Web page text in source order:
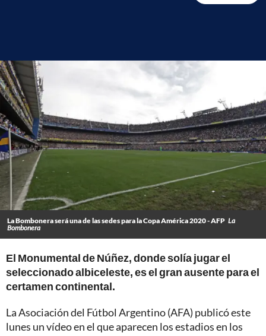
La Bombonera será una de las sedes para la Copa América 2020 - AFP La
Bombonera
El Monumental de Núñez, donde solía jugar el
seleccionado albiceleste, es el gran ausente para el
certamen continental.
La Asociación del Fútbol Argentino (AFA) publicó este
lunes un vídeo en el que aparecen los estadios en los